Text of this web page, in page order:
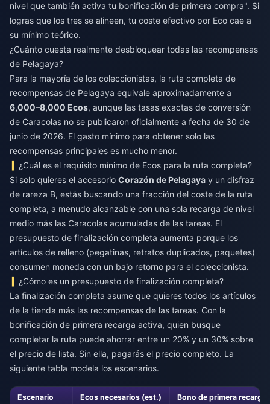
nivel que también activa tu bonificación de primera compra". Si
logras que los tres se alineen, tu coste efectivo por Eco cae a
su mínimo teórico.
¿Cuánto cuesta realmente desbloquear todas las recompensas
de Pelagaya?
Para la mayoría de los coleccionistas, la ruta completa de
recompensas de Pelagaya equivale aproximadamente a
6,000–8,000 Ecos, aunque las tasas exactas de conversión
de Caracolas no se publicaron oficialmente a fecha de 30 de
junio de 2026. El gasto mínimo para obtener solo las
recompensas principales es mucho menor.
¿Cuál es el requisito mínimo de Ecos para la ruta completa?
Si solo quieres el accesorio Corazón de Pelagaya y un disfraz
de rareza B, estás buscando una fracción del coste de la ruta
completa, a menudo alcanzable con una sola recarga de nivel
medio más las Caracolas acumuladas de las tareas. El
presupuesto de finalización completa aumenta porque los
artículos de relleno (pegatinas, retratos duplicados, paquetes)
consumen moneda con un bajo retorno para el coleccionista.
¿Cómo es un presupuesto de finalización completa?
La finalización completa asume que quieres todos los artículos
de la tienda más las recompensas de las tareas. Con la
bonificación de primera recarga activa, quien busque
completar la ruta puede ahorrar entre un 20% y un 30% sobre
el precio de lista. Sin ella, pagarás el precio completo. La
siguiente tabla modela los escenarios.
Escenario Ecos necesarios (est.) Bono de primera recarga